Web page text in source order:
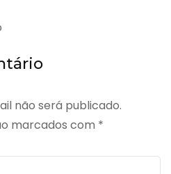
não será publicado.
marcados com *